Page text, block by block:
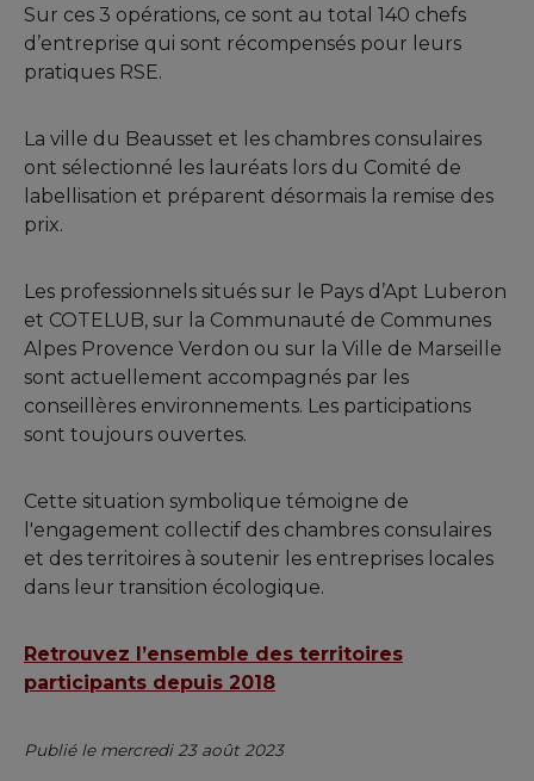
Sur ces 3 opérations, ce sont au total 140 chefs
d’entreprise qui sont récompensés pour leurs
pratiques RSE.
La ville du Beausset et les chambres consulaires
ont sélectionné les lauréats lors du Comité de
labellisation et préparent désormais la remise des
prix.
Les professionnels situés sur le Pays d’Apt Luberon
et COTELUB, sur la Communauté de Communes
Alpes Provence Verdon ou sur la Ville de Marseille
sont actuellement accompagnés par les
conseillères environnements. Les participations
sont toujours ouvertes.
Cette situation symbolique témoigne de
l'engagement collectif des chambres consulaires
et des territoires à soutenir les entreprises locales
dans leur transition écologique.
Retrouvez l’ensemble des territoires
participants depuis 2018
Publié le mercredi 23 août 2023